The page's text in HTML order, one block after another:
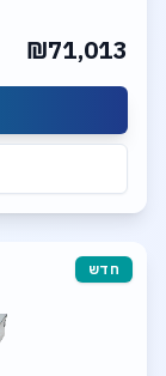
₪71,013
חדש